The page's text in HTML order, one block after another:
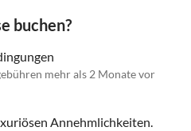
buchen?
mehr als 2 Monate vor
Annehmlichkeiten.